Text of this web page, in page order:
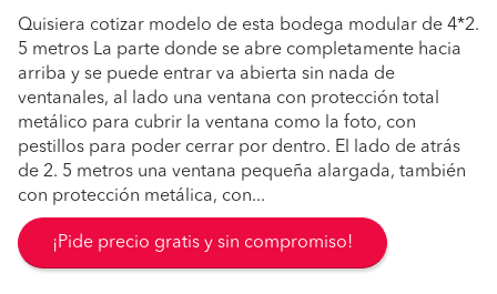
Quisiera cotizar modelo de esta bodega modular de 4*2.
5 metros La parte donde se abre completamente hacia
arriba y se puede entrar va abierta sin nada de
ventanales, al lado una ventana con protección total
metálico para cubrir la ventana como la foto, con
pestillos para poder cerrar por dentro. El lado de atrás
de 2. 5 metros una ventana pequeña alargada, también
con protección metálica, con...
¡Pide precio gratis y sin compromiso!